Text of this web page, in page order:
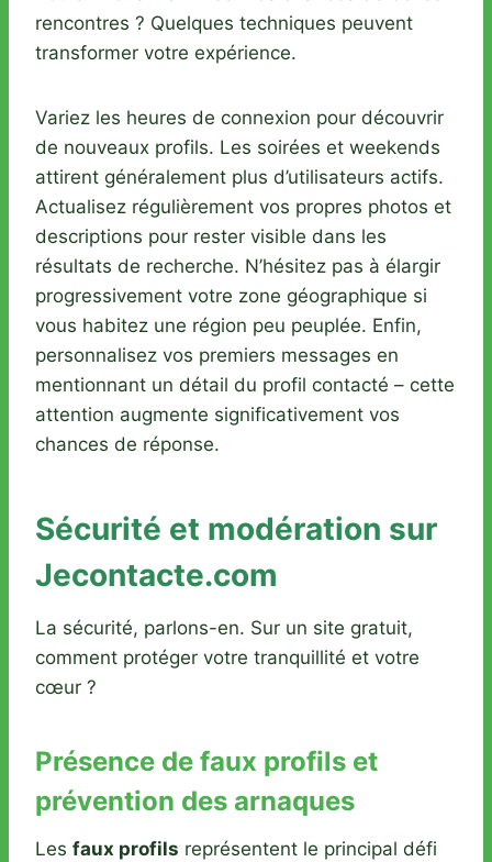
rencontres ? Quelques techniques peuvent
transformer votre expérience.
Variez les heures de connexion pour découvrir
de nouveaux profils. Les soirées et weekends
attirent généralement plus d’utilisateurs actifs.
Actualisez régulièrement vos propres photos et
descriptions pour rester visible dans les
résultats de recherche. N’hésitez pas à élargir
progressivement votre zone géographique si
vous habitez une région peu peuplée. Enfin,
personnalisez vos premiers messages en
mentionnant un détail du profil contacté – cette
attention augmente significativement vos
chances de réponse.
Sécurité et modération sur
Jecontacte.com
La sécurité, parlons-en. Sur un site gratuit,
comment protéger votre tranquillité et votre
cœur ?
Présence de faux profils et
prévention des arnaques
Les faux profils représentent le principal défi